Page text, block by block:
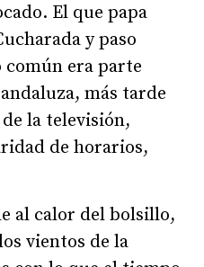
El que papa
y paso
era parte
más tarde
la televisión,
de horarios,
al calor del bolsillo,
vientos de la